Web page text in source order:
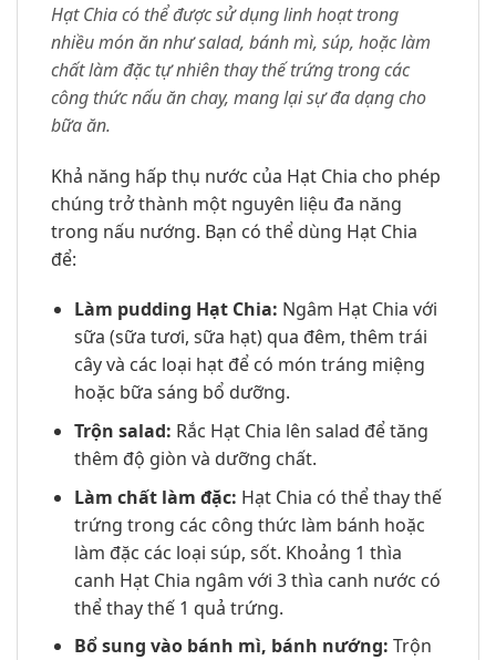
Hạt Chia có thể được sử dụng linh hoạt trong
nhiều món ăn như salad, bánh mì, súp, hoặc làm
chất làm đặc tự nhiên thay thế trứng trong các
công thức nấu ăn chay, mang lại sự đa dạng cho
bữa ăn.
Khả năng hấp thụ nước của Hạt Chia cho phép
chúng trở thành một nguyên liệu đa năng
trong nấu nướng. Bạn có thể dùng Hạt Chia
để:
Làm pudding Hạt Chia: Ngâm Hạt Chia với
sữa (sữa tươi, sữa hạt) qua đêm, thêm trái
cây và các loại hạt để có món tráng miệng
hoặc bữa sáng bổ dưỡng.
Trộn salad: Rắc Hạt Chia lên salad để tăng
thêm độ giòn và dưỡng chất.
Làm chất làm đặc: Hạt Chia có thể thay thế
trứng trong các công thức làm bánh hoặc
làm đặc các loại súp, sốt. Khoảng 1 thìa
canh Hạt Chia ngâm với 3 thìa canh nước có
thể thay thế 1 quả trứng.
Bổ sung vào bánh mì, bánh nướng: Trộn